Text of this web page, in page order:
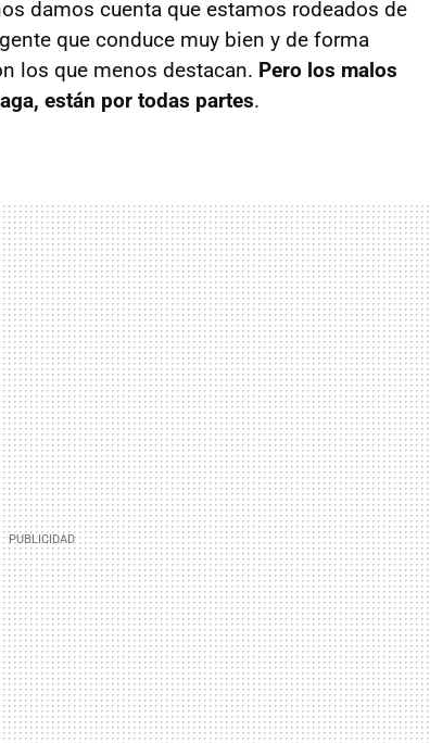
damos cuenta que estamos rodeados de
que conduce muy bien y de forma
los que menos destacan. Pero los malos
están por todas partes.